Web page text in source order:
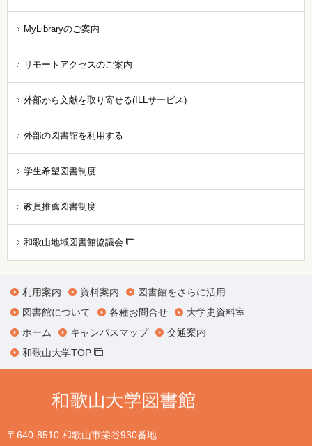
MyLibraryのご案内
リモートアクセスのご案内
外部から文献を取り寄せる(ILLサービス)
外部の図書館を利用する
学生希望図書制度
教員推薦図書制度
和歌山地域図書館協議会
利用案内 資料案内
図書館をさらに活用
図書館について
各種お問合せ
大学史資料室
ホーム
キャンパスマップ
交通案内
和歌山大学TOP
〒640-8510 和歌山市栄谷930番地